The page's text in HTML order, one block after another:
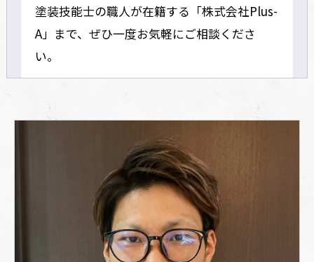
塗装技能士の職人が在籍する「株式会社Plus-
A」まで、ぜひ一度お気軽にご相談くださ
い。